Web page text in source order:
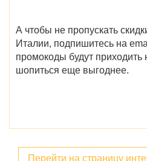
А чтобы не пропускать
Италии, подпишитесь на
промокоды будут приходить
шопиться еще выгоднее.
Перейти на страницу